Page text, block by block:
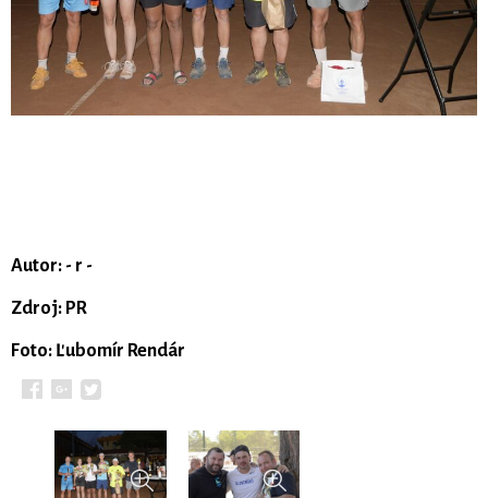
Autor: - r -
Zdroj: PR
Foto: Ľubomír Rendár